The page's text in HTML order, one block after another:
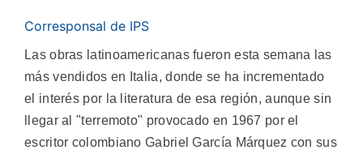
Corresponsal de IPS
Las obras latinoamericanas fueron esta semana las
más vendidos en Italia, donde se ha incrementado
el interés por la literatura de esa región, aunque sin
llegar al "terremoto" provocado en 1967 por el
escritor colombiano Gabriel García Márquez con sus